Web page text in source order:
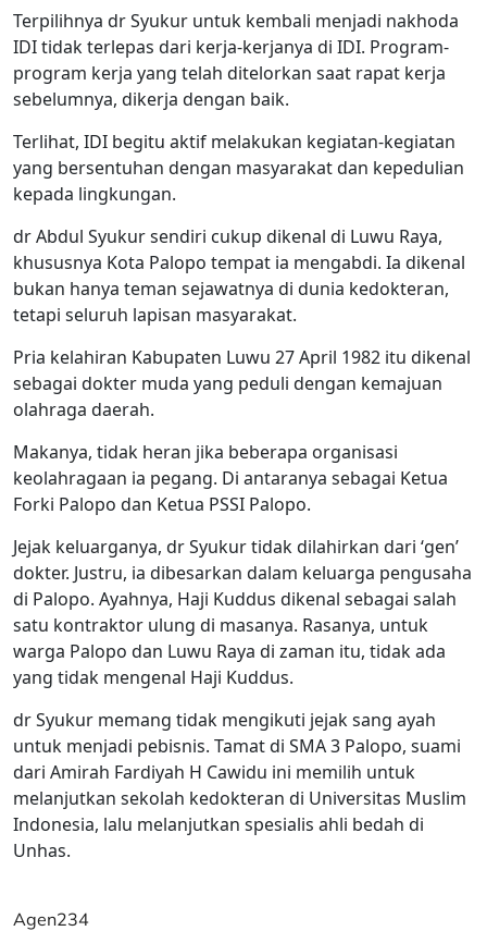
Terpilihnya dr Syukur untuk kembali menjadi nakhoda
IDI tidak terlepas dari kerja-kerjanya di IDI. Program-
program kerja yang telah ditelorkan saat rapat kerja
sebelumnya, dikerja dengan baik.
Terlihat, IDI begitu aktif melakukan kegiatan-kegiatan
yang bersentuhan dengan masyarakat dan kepedulian
kepada lingkungan.
dr Abdul Syukur sendiri cukup dikenal di Luwu Raya,
khususnya Kota Palopo tempat ia mengabdi. Ia dikenal
bukan hanya teman sejawatnya di dunia kedokteran,
tetapi seluruh lapisan masyarakat.
Pria kelahiran Kabupaten Luwu 27 April 1982 itu dikenal
sebagai dokter muda yang peduli dengan kemajuan
olahraga daerah.
Makanya, tidak heran jika beberapa organisasi
keolahragaan ia pegang. Di antaranya sebagai Ketua
Forki Palopo dan Ketua PSSI Palopo.
Jejak keluarganya, dr Syukur tidak dilahirkan dari ‘gen’
dokter. Justru, ia dibesarkan dalam keluarga pengusaha
di Palopo. Ayahnya, Haji Kuddus dikenal sebagai salah
satu kontraktor ulung di masanya. Rasanya, untuk
warga Palopo dan Luwu Raya di zaman itu, tidak ada
yang tidak mengenal Haji Kuddus.
dr Syukur memang tidak mengikuti jejak sang ayah
untuk menjadi pebisnis. Tamat di SMA 3 Palopo, suami
dari Amirah Fardiyah H Cawidu ini memilih untuk
melanjutkan sekolah kedokteran di Universitas Muslim
Indonesia, lalu melanjutkan spesialis ahli bedah di
Unhas.
Agen234